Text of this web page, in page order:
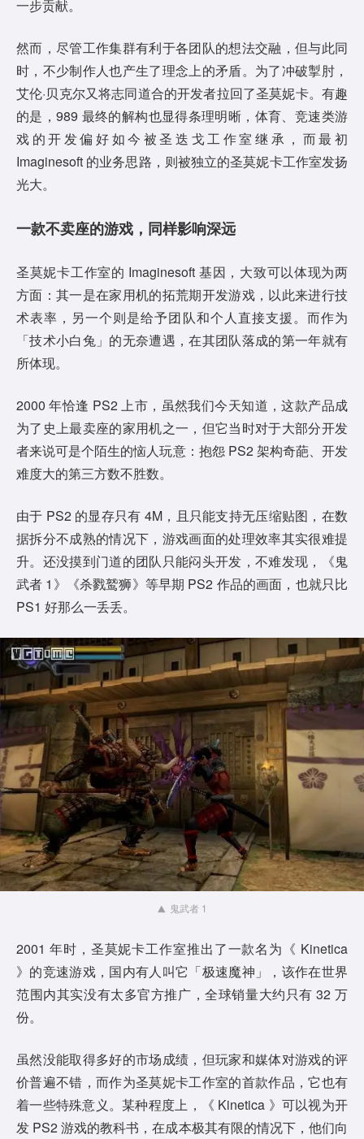
一步贡献。
然而，尽管工作集群有利于各团队的想法交融，但与此同
时，不少制作人也产生了理念上的矛盾。为了冲破掣肘，
艾伦·贝克尔又将志同道合的开发者拉回了圣莫妮卡。有趣
的是，989 最终的解构也显得条理明晰，体育、竞速类游
戏的开发偏好如今被圣迭戈工作室继承，而最初
Imaginesoft 的业务思路，则被独立的圣莫妮卡工作室发扬
光大。
一款不卖座的游戏，同样影响深远
圣莫妮卡工作室的 Imaginesoft 基因，大致可以体现为两
方面：其一是在家用机的拓荒期开发游戏，以此来进行技
术表率，另一个则是给予团队和个人直接支援。而作为
「技术小白兔」的无奈遭遇，在其团队落成的第一年就有
所体现。
2000 年恰逢 PS2 上市，虽然我们今天知道，这款产品成
为了史上最卖座的家用机之一，但它当时对于大部分开发
者来说可是个陌生的恼人玩意：抱怨 PS2 架构奇葩、开发
难度大的第三方数不胜数。
由于 PS2 的显存只有 4M，且只能支持无压缩贴图，在数
据拆分不成熟的情况下，游戏画面的处理效率其实很难提
升。还没摸到门道的团队只能闷头开发，不难发现，《鬼
武者 1》《杀戮鹫狮》等早期 PS2 作品的画面，也就只比
PS1 好那么一丢丢。
鬼武者 1
2001 年时，圣莫妮卡工作室推出了一款名为《 Kinetica
》的竞速游戏，国内有人叫它「极速魔神」，该作在世界
范围内其实没有太多官方推广，全球销量大约只有 32 万
份。
虽然没能取得多好的市场成绩，但玩家和媒体对游戏的评
价普遍不错，而作为圣莫妮卡工作室的首款作品，它也有
着一些特殊意义。某种程度上，《 Kinetica 》可以视为开
发 PS2 游戏的教科书，在成本极其有限的情况下，他们向